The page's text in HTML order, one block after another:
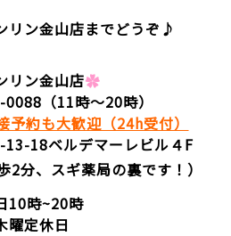
リン金山店までどうぞ♪
リン金山店✿
0088 （11時～20時）
予約も大歓迎（24h受付）
13-18ベルデマーレビル４F
2分、スギ薬局の裏です！）
10時~20時
曜定休日